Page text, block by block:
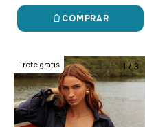
COMPRAR
1/3
Frete grátis